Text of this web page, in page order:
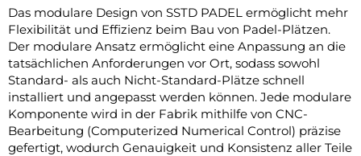
Das modulare Design von SSTD PADEL ermöglicht mehr
Flexibilität und Effizienz beim Bau von Padel-Plätzen.
Der modulare Ansatz ermöglicht eine Anpassung an die
tatsächlichen Anforderungen vor Ort, sodass sowohl
Standard- als auch Nicht-Standard-Plätze schnell
installiert und angepasst werden können. Jede modulare
Komponente wird in der Fabrik mithilfe von CNC-
Bearbeitung (Computerized Numerical Control) präzise
gefertigt, wodurch Genauigkeit und Konsistenz aller Teile